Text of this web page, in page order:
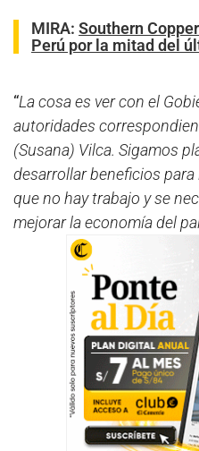
MIRA: Southern
Perú por la mitad del
“La cosa es ver con el
autoridades
(Susana) Vilca. Sigamos
desarrollar beneficios
que no hay trabajo y se
mejorar la economía del